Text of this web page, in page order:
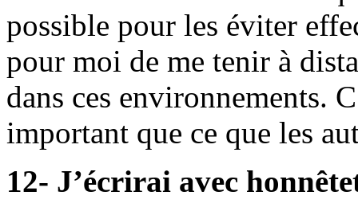
possible pour les éviter
pour moi de me tenir à
dans ces environnements.
important que ce que les
12- J’écrirai avec